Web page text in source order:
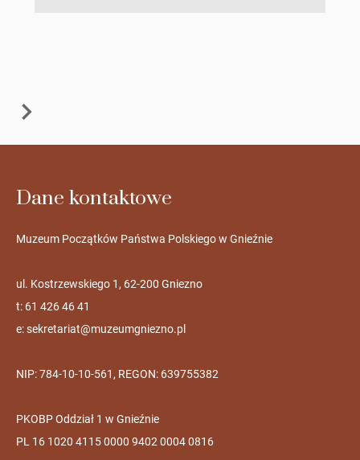
Dane kontaktowe
Muzeum Początków Państwa Polskiego w Gnieźnie
ul. Kostrzewskiego 1, 62-200 Gniezno
t: 61 426 46 41
e:sekretariat@muzeumgniezno.pl
NIP: 784-10-10-561, REGON: 639755382
PKOBP Oddział 1 w Gnieźnie
PL 16 1020 4115 0000 9402 0004 0816